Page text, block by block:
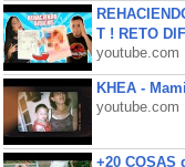
T ! RETO
youtube.com
KHEA -
youtube.com
+20 COSAS